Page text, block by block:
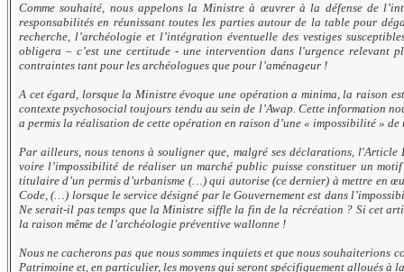
Comme souhaité, nous appelons la Ministre à œuvrer à la défense de
responsabilités en réunissant toutes les parties autour de la table pour
recherche, l’archéologie et l’intégration éventuelle des vestiges
obligera – c’est une certitude - une intervention dans l'urgence relevant
contraintes tant pour les archéologues que pour l’aménageur !
A cet égard, lorsque la Ministre évoque une opérationa minima, la raison
contexte psychosocial toujours tendu au sein de l’Awap. Cette information
a permis la réalisation de cette opération en raison d’une « impossibilité »
Par ailleurs, nous tenons à souligner que, malgré ses déclarations, l'Article
voire l’impossibilité de réaliser un marché public puisse constituer un
titulaire d’un permis d’urbanisme (…) qui autorise (ce dernier) à mettre en
Code, (…) lorsque le service désigné par le Gouvernement est dans
Ne serait-il pas temps que la Ministre siffle la fin de la récréation ? Si cet
la raison même de l’archéologie préventive wallonne !
Nous ne cacherons pas que nous sommes inquiets et que nous
Patrimoine et, en particulier, les moyens qui seront spécifiquement alloués